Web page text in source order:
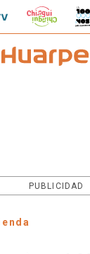
PUBLICIDAD